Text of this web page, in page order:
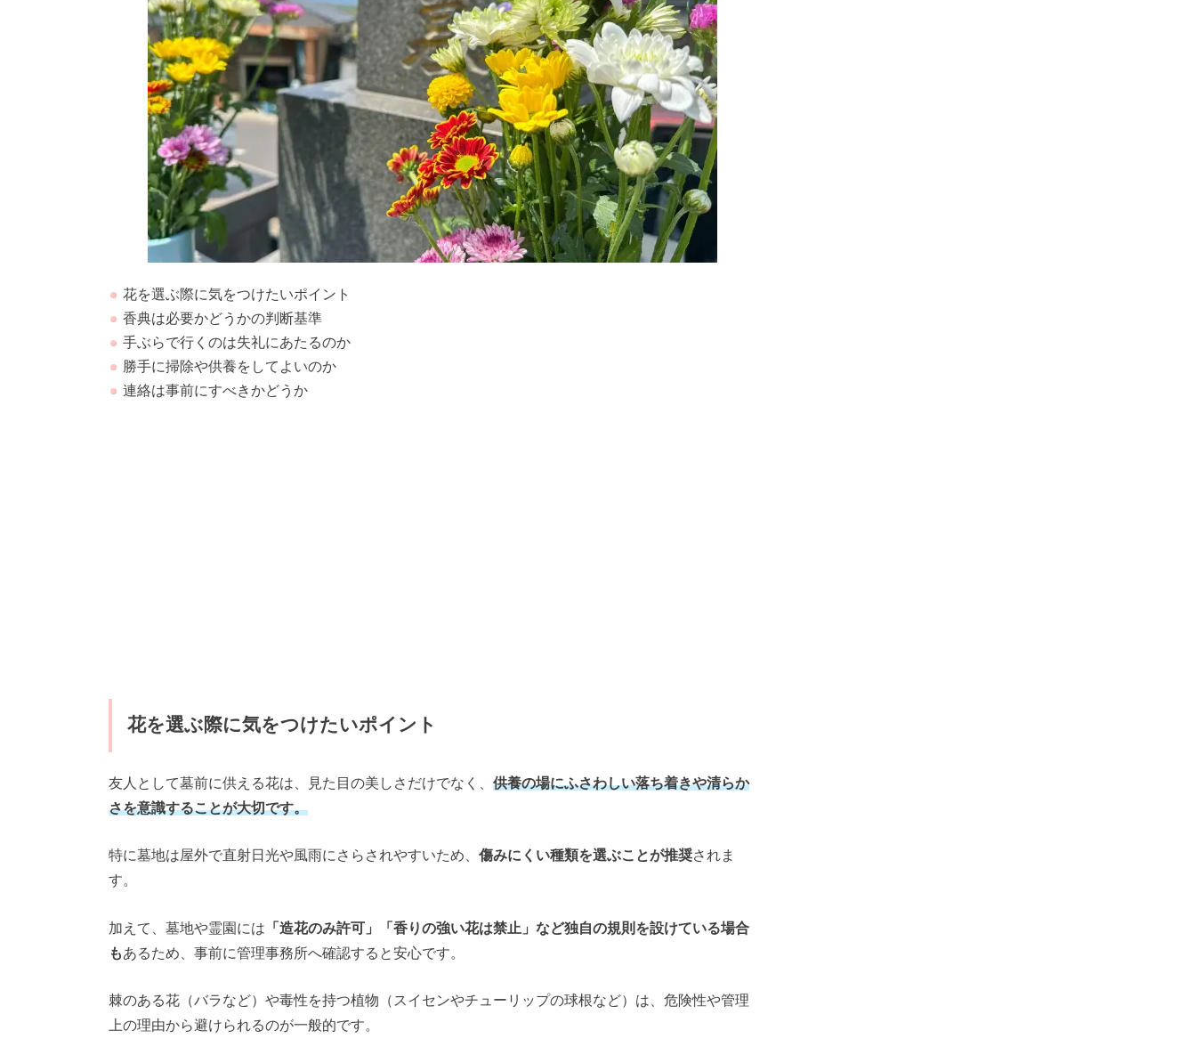
花を選ぶ際に気をつけたいポイント
香典は必要かどうかの判断基準
手ぶらで行くのは失礼にあたるのか
勝手に掃除や供養をしてよいのか
連絡は事前にすべきかどうか
花を選ぶ際に気をつけたいポイント
友人として墓前に供える花は、見た目の美しさだけでなく、 供養の場にふさわしい落ち着きや清らか
さを意識することが大切です。
特に墓地は屋外で直射日光や風雨にさらされやすいため、 傷みにくい種類を選ぶことが推奨されま
す。
加えて、墓地や霊園には 「造花のみ許可」「香りの強い花は禁止」など独自の規則を設けている場合
もあるため、事前に管理事務所へ確認すると安心です。
棘のある花（バラなど）や毒性を持つ植物（スイセンやチューリップの球根など）は、危険性や管理
上の理由から避けられるのが一般的です。